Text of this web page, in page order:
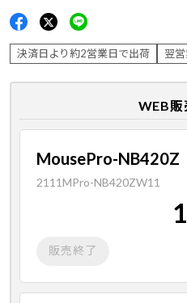
決済日より約2営業日で出荷 翌
WEB販
MousePro-NB420Z
2111MPro-NB420ZW11
販売終了